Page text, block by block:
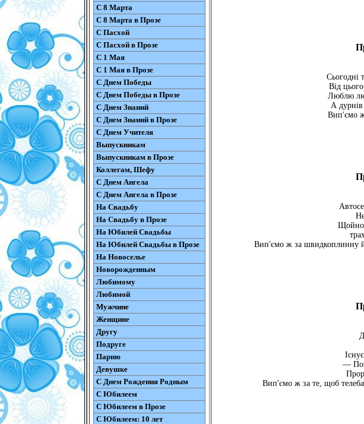
С 8 Марта
С 8 Марта в Прозе
С Пасхой
С Пасхой в Прозе
С 1 Мая
С 1 Мая в Прозе
С Днем Победы
С Днем Победы в Прозе
С Днем Знаний
С Днем Знаний в Прозе
С Днем Учителя
Выпускникам
Выпускникам в Прозе
Коллегам, Шефу
С Днем Ангела
С Днем Ангела в Прозе
На Свадьбу
На Свадьбу в Прозе
На Юбилей Свадьбы
На Юбилей Свадьбы в Прозе
На Новоселье
Новорожденным
Любимому
Любимой
Мужчине
Женщине
Другу
Подруге
Парню
Девушке
С Днем Рождения Родным
С Юбилеем
С Юбилеем в Прозе
С Юбилеем: 10 лет
Сьогодні
Від
Люблю
А
Вип'ємо
Щойно
Вип'ємо ж за швидкоплинну й
—
Вип'ємо ж за те, щоб